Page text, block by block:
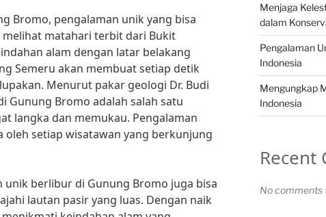
Bromo, pengalaman unik yang bisa
melihat matahari terbit dari Bukit
alam dengan latar belakang
Semeru akan membuat setiap detik
Menurut pakar geologi Dr. Budi
Gunung Bromo adalah salah satu
langka dan memukau. Pengalaman
setiap wisatawan yang berkunjung
unik berlibur di Gunung Bromo juga bisa
lautan pasir yang luas. Dengan naik
Menjaga
dalam
Pengalaman
Indonesia
Mengungkap
Indonesia
Recent
No comments